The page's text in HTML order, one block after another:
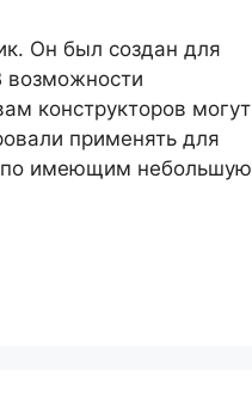
Он был создан для
возможности
конструкторов могут
применять для
по имеющим небольшую